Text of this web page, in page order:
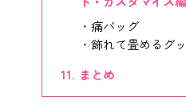
痛バッグ
飾れて畳めるグ
まとめ